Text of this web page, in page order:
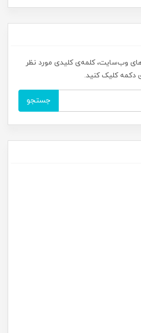
وب‌سایت، کلمه‌ی کلیدی مورد نظر
دکمه کلیک کنید.
جستجو